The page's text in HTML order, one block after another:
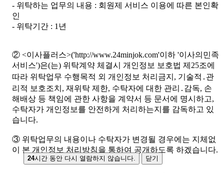
24시간 동안 다시 열람하지 않습니다. 닫기
- 위탁하는 업무의 내용 : 회원제 서비스 이용에 따른 본인확
인
- 위탁기간 : 1년
② <이사플러스>('http://www.24minjok.com'이하 '이사의민족
서비스')은(는) 위탁계약 체결시 개인정보 보호법 제25조에
따라 위탁업무 수행목적 외 개인정보 처리금지, 기술적․관
리적 보호조치, 재위탁 제한, 수탁자에 대한 관리․감독, 손
해배상 등 책임에 관한 사항을 계약서 등 문서에 명시하고,
수탁자가 개인정보를 안전하게 처리하는지를 감독하고 있
습니다.
③ 위탁업무의 내용이나 수탁자가 변경될 경우에는 지체없
이 본 개인정보 처리방침을 통하여 공개하도록 하겠습니다.